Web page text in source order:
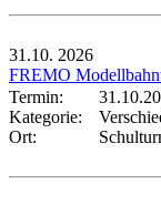
31.10. 2026
FREMO
Termin:
Kategorie:
Ort: